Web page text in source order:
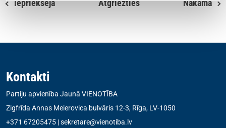
Iepriekšējā Atgriezties Nākamā
Kontakti
Partiju apvienība Jaunā VIENOTĪBA
Zigfrīda Annas Meierovica bulvāris 12-3, Rīga, LV-1050
+371 67205475 |sekretare@vienotiba.lv